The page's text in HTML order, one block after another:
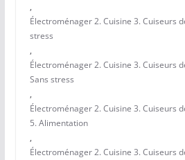
,
Électroménager 2. Cuisine 3. Cuiseurs
stress
,
Électroménager 2. Cuisine 3. Cuiseurs
Sans stress
,
Électroménager 2. Cuisine 3. Cuiseurs
5. Alimentation
,
Électroménager 2. Cuisine 3. Cuiseurs